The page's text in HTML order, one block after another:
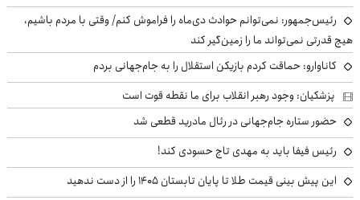
رئیس‌جمهور: نمی‌توانم حوادث دی‌ماه را فراموش کنم/ وقتی با مردم باشیم،
هیچ قدرتی نمی‌تواند ما را زمین‌گیر کند
کاناوارو: حماقت کردم بازیکن استقلال را به جام‌جهانی بردم
پزشکیان: وجود رهبر انقلاب برای ما نقطه قوت است
حضور ستاره جام‌جهانی در رئال مادرید قطعی شد
رئیس فیفا باید به مهدی تاج حسودی کند!
این پیش بینی قیمت طلا تا پایان تابستان ۱۴۰۵ را از دست ندهید